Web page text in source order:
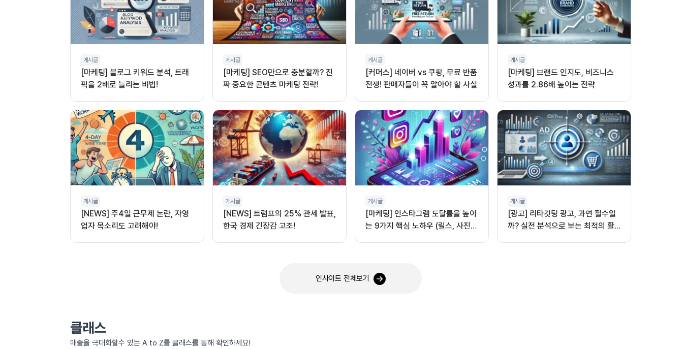
게시글
[마케팅] 블로그 키워드 분석, 트래
픽을 2배로 늘리는 비법!
게시글
[마케팅] SEO만으로 충분할까? 진
짜 중요한 콘텐츠 마케팅 전략!
게시글
[커머스] 네이버 vs 쿠팡, 무료 반품
전쟁! 판매자들이 꼭 알아야 할 사실
게시글
[마케팅] 브랜드 인지도, 비즈니스
성과를 2.86배 높이는 전략
게시글
[NEWS] 주4일 근무제 논란, 자영
업자 목소리도 고려해야!
게시글
[NEWS] 트럼프의 25% 관세 발표,
한국 경제 긴장감 고조!
게시글
[마케팅] 인스타그램 도달률을 높이
는 9가지 핵심 노하우 (릴스, 사진,
게시글
[광고] 리타깃팅 광고, 과연 필수일
까? 실전 분석으로 보는 최적의 활
인사이트 전체보기
클래스
매출을 극대화할수 있는 A to Z를 클래스를 통해 확인하세요!